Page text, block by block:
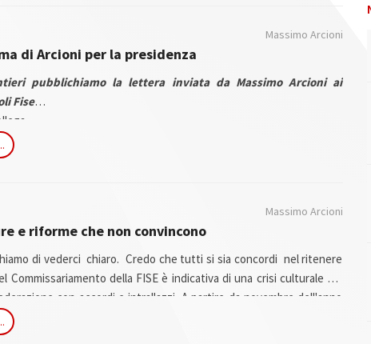
Massimo Arcioni
di Arcioni per la presidenza
pubblichiamo la lettera inviata da Massimo Arcioni ai
Fise
il Commissariamento e dopo aver saputo che qualcuno si era
fiducia perpetrando alle nostre spalle un dissesto economico
Massimo Arcioni
e riforme che non convincono
di vederci chiaro. Credo che tutti si sia concordi nel ritenere
Commissariamento della FISE è indicativa di una crisi culturale del
con accordi e intrallazzi. A partire da novembre dell'anno
FieraCavalli di Verona, abbiamo dato vita ad un processo di
del nostro sport, ne abbiamo identificato le aree strategiche ed